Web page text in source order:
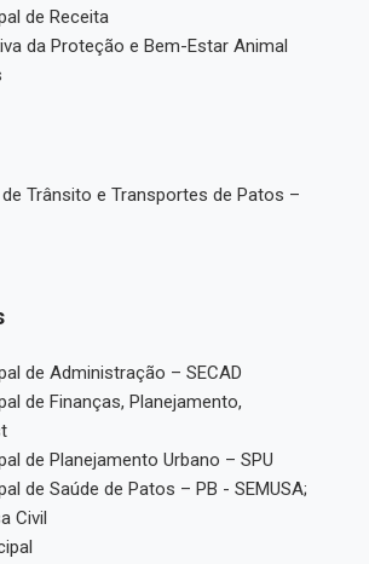
de Receita
da Proteção e Bem-Estar Animal
Trânsito e Transportes de Patos –
de Administração – SECAD
de Finanças, Planejamento,
de Planejamento Urbano – SPU
de Saúde de Patos – PB - SEMUSA;
Civil